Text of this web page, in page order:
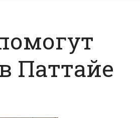
Паттайе